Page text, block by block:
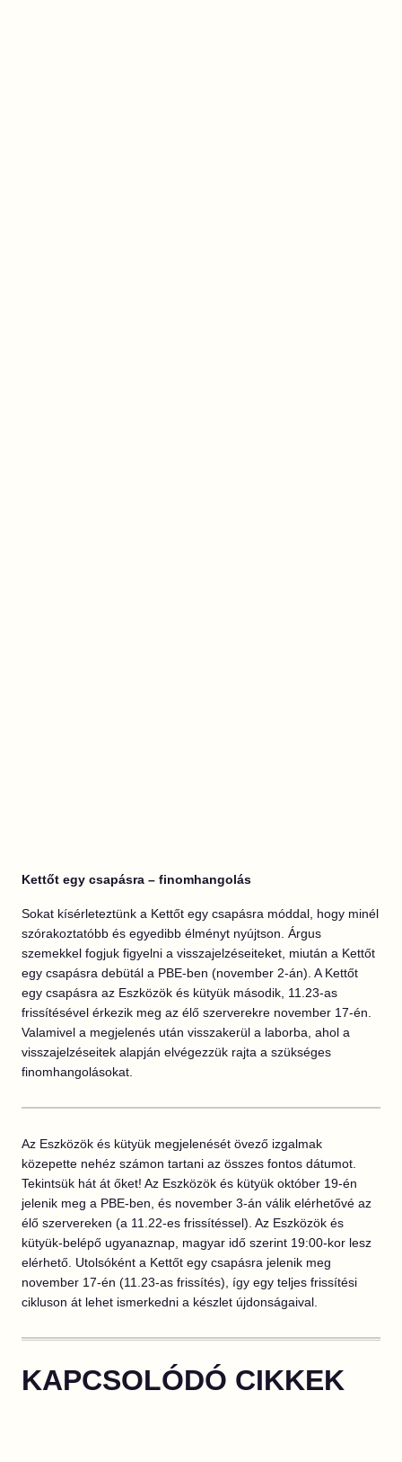
Kettőt egy csapásra – finomhangolás
Sokat kísérleteztünk a Kettőt egy csapásra móddal, hogy minél
szórakoztatóbb és egyedibb élményt nyújtson. Árgus
szemekkel fogjuk figyelni a visszajelzéseiteket, miután a Kettőt
egy csapásra debütál a PBE-ben (november 2-án). A Kettőt
egy csapásra az Eszközök és kütyük második, 11.23-as
frissítésével érkezik meg az élő szerverekre november 17-én.
Valamivel a megjelenés után visszakerül a laborba, ahol a
visszajelzéseitek alapján elvégezzük rajta a szükséges
finomhangolásokat.
Az Eszközök és kütyük megjelenését övező izgalmak
közepette nehéz számon tartani az összes fontos dátumot.
Tekintsük hát át őket! Az Eszközök és kütyük október 19-én
jelenik meg a PBE-ben, és november 3-án válik elérhetővé az
élő szervereken (a 11.22-es frissítéssel). Az Eszközök és
kütyük-belépő ugyanaznap, magyar idő szerint 19:00-kor lesz
elérhető. Utolsóként a Kettőt egy csapásra jelenik meg
november 17-én (11.23-as frissítés), így egy teljes frissítési
cikluson át lehet ismerkedni a készlet újdonságaival.
KAPCSOLÓDÓ CIKKEK